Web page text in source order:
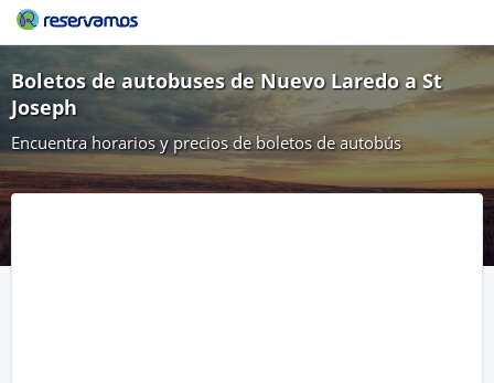
Boletos de autobuses de Nuevo Laredo a St
Joseph
Encuentra horarios y precios de boletos de autobús